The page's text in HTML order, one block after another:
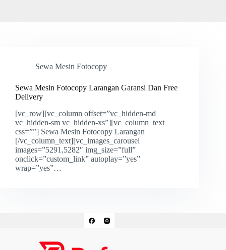
Sewa Mesin Fotocopy
Sewa Mesin Fotocopy Larangan Garansi Dan Free
Delivery
[vc_row][vc_column offset=”vc_hidden-md
vc_hidden-sm vc_hidden-xs”][vc_column_text
css=””] Sewa Mesin Fotocopy Larangan
[/vc_column_text][vc_images_carousel
images=”5291,5282″ img_size=”full”
onclick=”custom_link” autoplay=”yes”
wrap=”yes”…